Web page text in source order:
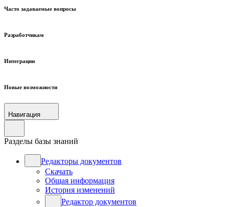
Часто задаваемые вопросы
Разработчикам
Интеграции
Новые возможности
Навигация
Разделы базы знаний
Редакторы документов
Скачать
Общая информация
История изменений
Редактор документов